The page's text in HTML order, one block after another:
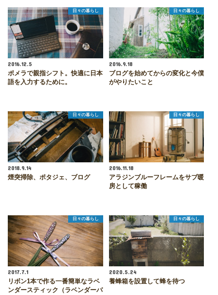
日々の暮らし
2016.12.5
ポメラで親指シフト。快適に日本
語を入力するために。
日々の暮らし
2016.9.18
ブログを始めてからの変化と今僕
がやりたいこと
日々の暮らし
2018.9.14
煙突掃除、ポタジェ、ブログ
日々の暮らし
2016.11.18
アラジンブルーフレームをサブ暖
房として稼働
日々の暮らし
2017.7.1
リボン1本で作る一番簡単なラベ
ンダースティック（ラベンダーバ
日々の暮らし
2020.5.24
養蜂箱を設置して蜂を待つ